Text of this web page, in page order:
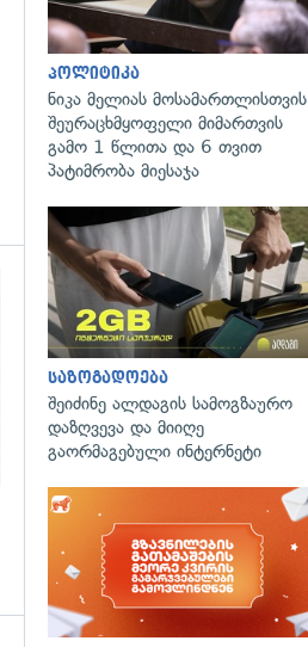
გადახედვა
პოლიტიკა
ნიკა მელიას მოსამართლისთვის
შეურაცხმყოფელი მიმართვის
გამო 1 წლითა და 6 თვით
პატიმრობა მიესაჯა
საზოგადოება
შეიძინე ალდაგის სამოგზაურო
დაზღვევა და მიიღე
გაორმაგებული ინტერნეტი